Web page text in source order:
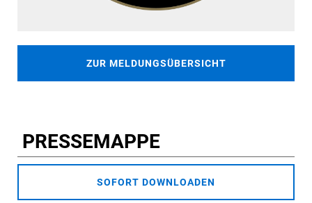
ZUR MELDUNGSÜBERSICHT
PRESSEMAPPE
SOFORT DOWNLOADEN